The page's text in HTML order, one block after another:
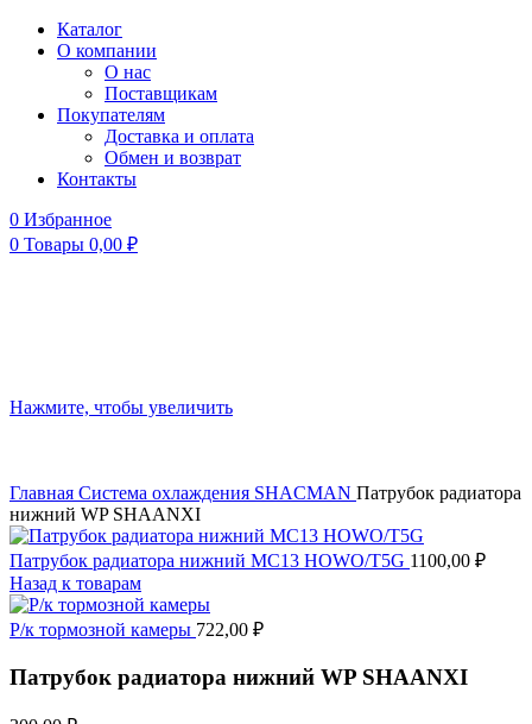
Каталог
О компании
О нас
Поставщикам
Покупателям
Доставка и оплата
Обмен и возврат
Контакты
0 Избранное
0 Товары 0,00 ₽
Нажмите, чтобы увеличить
Главная Система охлаждения SHACMAN Патрубок радиатора
нижний WP SHAANXI
Патрубок радиатора нижний MC13 HOWO/T5G 1100,00 ₽
Назад к товарам
Р/к тормозной камеры 722,00 ₽
Патрубок радиатора нижний WP SHAANXI